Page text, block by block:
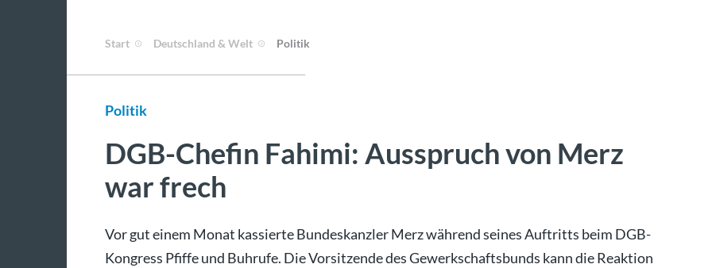
Start Deutschland & Welt Politik
Politik
DGB-Chefin Fahimi: Ausspruch von Merz
war frech
Vor gut einem Monat kassierte Bundeskanzler Merz während seines Auftritts beim DGB-
Kongress Pfiffe und Buhrufe. Die Vorsitzende des Gewerkschaftsbunds kann die Reaktion